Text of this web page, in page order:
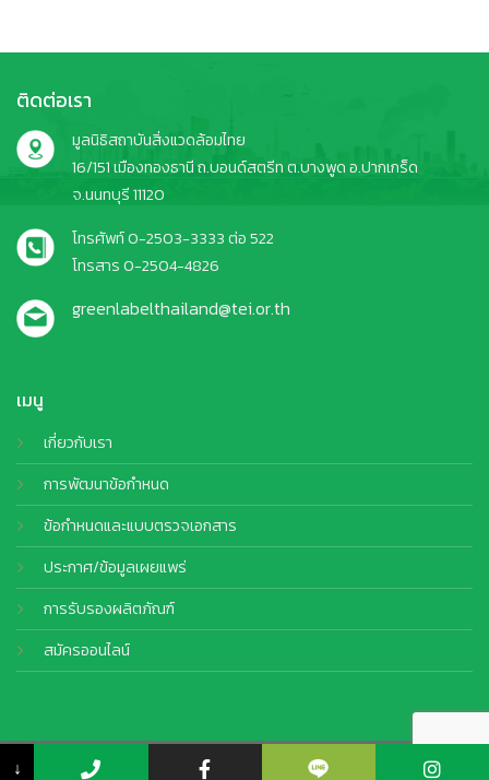
เมนู
เกี่ยวกับเรา
การพัฒนาข้อกำหนด
ข้อกำหนดและแบบตรวจเอกสาร
ประกาศ/ข้อมูลเผยแพร่
การรับรองผลิตภัณฑ์
สมัครออนไลน์
ติดต่อเรา
มูลนิธิสถาบันสิ่งแวดล้อมไทย
16/151 เมืองทองธานี ถ.บอนด์สตรีท ต.บางพูด อ.ปากเกร็ด
จ.นนทบุรี 11120
โทรศัพท์ 0-2503-3333 ต่อ 522
โทรสาร 0-2504-4826
greenlabelthailand@tei.or.th
© Copyright 2026 TEI. All Rights Reserved by CJ Soft Co., Ltd.
↓